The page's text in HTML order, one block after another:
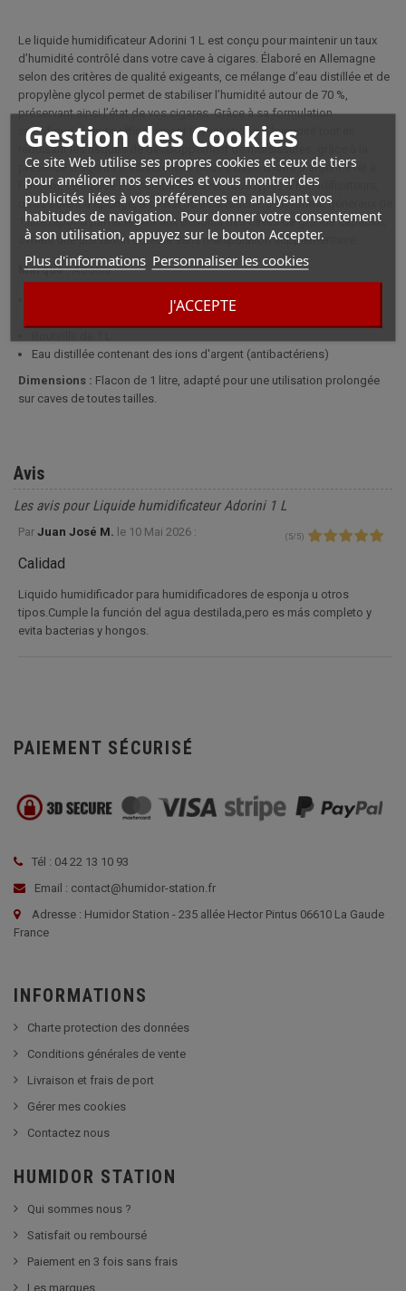
Gestion des Cookies
Ce site Web utilise ses propres cookies et ceux de tiers
pour améliorer nos services et vous montrer des
publicités liées à vos préférences en analysant vos
habitudes de navigation. Pour donner votre consentement
à son utilisation, appuyez sur le bouton Accepter.
Plus d'informations Personnaliser les cookies
J'ACCEPTE
Le liquide humidificateur Adorini 1 L est conçu pour maintenir un taux
d’humidité contrôlé dans votre cave à cigares. Élaboré en Allemagne
selon des critères de qualité exigeants, ce mélange d’eau distillée et de
propylène glycol permet de stabiliser l’humidité autour de 70 %,
préservant ainsi l’état de vos cigares. Grâce à sa formulation
spécifique, il limite efficacement les variations d’humidité tout en
réduisant les risques de développement de moisissures, grâce à la
présence d’agents antibactériens doux à base d’ions d’argent. Prêt à
l’emploi, ce liquide est compatible avec tous types d’humidificateurs,
qu’ils soient à éponge, à cristal ou à cartouche. Son format généreux de
1 litre répond parfaitement aux besoins des caves de grande capacité,
offrant une utilisation durable sans manipulation supplémentaire.
Marque :Adorini
A utiliser avec un humidificateur composé de cristaux acryl ou
mousse (type humidificateur de luxe Adorini)
Eau distillée contenant des ions d'argent (antibactériens)
Dimensions : Flacon de 1 litre, adapté pour une utilisation prolongée
sur caves de toutes tailles.
Avis
Les avis pour Liquide humidificateur Adorini 1 L
Par Juan José M. le 10 Mai 2026 : ( 5/ 5)
Calidad
Liquido humidificador para humidificadores de esponja u otros
tipos.Cumple la función del agua destilada,pero es más completo y
evita bacterias y hongos.
PAIEMENT SÉCURISÉ
Tél : 04 22 13 10 93
Email : contact@humidor-station.fr
Adresse : Humidor Station - 235 allée Hector Pintus 06610 La Gaude
France
INFORMATIONS
Charte protection des données
Conditions générales de vente
Livraison et frais de port
Gérer mes cookies
Contactez nous
HUMIDOR STATION
Qui sommes nous ?
Satisfait ou remboursé
Paiement en 3 fois sans frais
Les marques